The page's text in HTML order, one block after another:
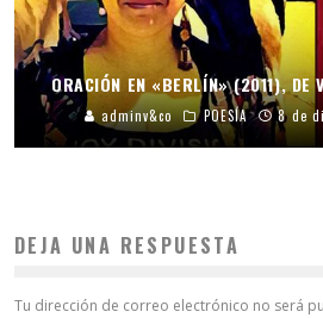
ORACIÓN EN «BERLÍN» (2011), DE
adminv&co POESÍA 8 de
DEJA UNA RESPUESTA
Tu dirección de correo electrónico no será